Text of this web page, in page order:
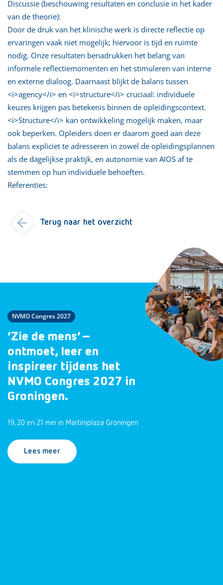
Discussie (beschouwing resultaten en conclusie in het kader
van de theorie):
Door de druk van het klinische werk is directe reflectie op
ervaringen vaak niet mogelijk; hiervoor is tijd en ruimte
nodig. Onze resultaten benadrukken het belang van
informele reflectiemomenten en het stimuleren van interne
en externe dialoog. Daarnaast blijkt de balans tussen
<i>agency</i> en <i>structure</i> cruciaal: individuele
keuzes krijgen pas betekenis binnen de opleidingscontext.
<i>Structure</i> kan ontwikkeling mogelijk maken, maar
ook beperken. Opleiders doen er daarom goed aan deze
balans expliciet te adresseren in zowel de opleidingsplannen
als de dagelijkse praktijk, en autonomie van AIOS af te
stemmen op hun individuele behoeften.
Referenties:
Terug naar het overzicht
NVMO Congres 2027
‘Zie de mens’ –
ontmoet, leer en
inspireer tijdens het
NVMO Congres 2027 in
Groningen.
19, 20 en 21 mei in Martiniplaza Groningen
Lees meer